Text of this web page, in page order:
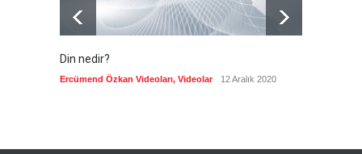
Din nedir?
Ercümend Özkan Videoları, Videolar 12 Aralık 2020